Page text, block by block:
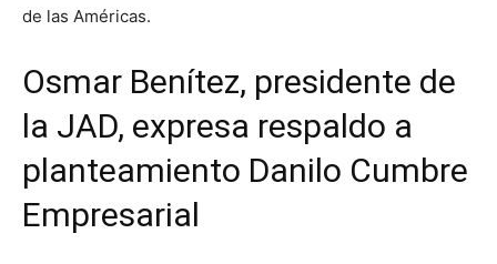
de las Américas.
Osmar Benítez, presidente de
la JAD, expresa respaldo a
planteamiento Danilo Cumbre
Empresarial